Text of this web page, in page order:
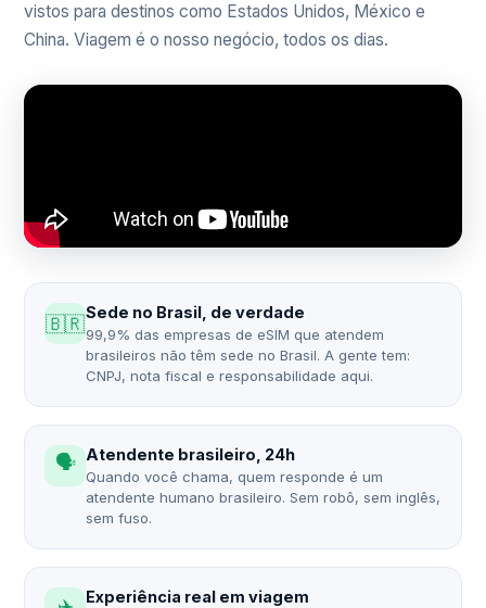
vistos para destinos como Estados Unidos, México e
China. Viagem é o nosso negócio, todos os dias.
🇧🇷Sede no Brasil, de verdade
99,9% das empresas de eSIM que atendem
brasileiros não têm sede no Brasil. A gente tem:
CNPJ, nota fiscal e responsabilidade aqui.
🗣️ Atendente brasileiro, 24h
Quando você chama, quem responde é um
atendente humano brasileiro. Sem robô, sem inglês,
sem fuso.
Experiência real em viagem